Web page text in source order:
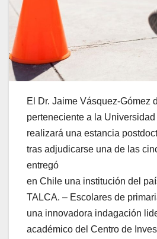
El Dr. Jaime Vásquez-Gómez
perteneciente a la
realizará una estancia
tras adjudicarse una de las
entregó
en Chile una institución del
TALCA. – Escolares de
una innovadora indagación
académico del Centro de